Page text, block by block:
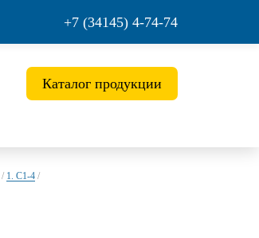
+7 (34145) 4-74-74
Каталог продукции
/ 1. С1-4 /